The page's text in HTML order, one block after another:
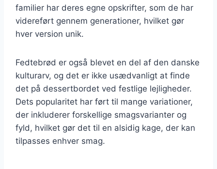
familier har deres egne opskrifter, som de har
videreført gennem generationer, hvilket gør
hver version unik.
Fedtebrød er også blevet en del af den danske
kulturarv, og det er ikke usædvanligt at finde
det på dessertbordet ved festlige lejligheder.
Dets popularitet har ført til mange variationer,
der inkluderer forskellige smagsvarianter og
fyld, hvilket gør det til en alsidig kage, der kan
tilpasses enhver smag.